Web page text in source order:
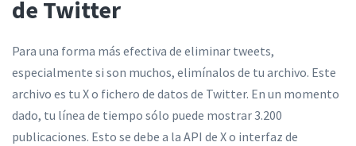
de Twitter
Para una forma más efectiva de eliminar tweets,
especialmente si son muchos, elimínalos de tu archivo. Este
archivo es tu X o fichero de datos de Twitter. En un momento
dado, tu línea de tiempo sólo puede mostrar 3.200
publicaciones. Esto se debe a la API de X o interfaz de